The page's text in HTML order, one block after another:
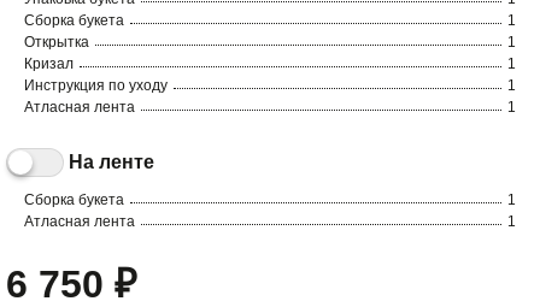
Сборка букета
1
Открытка
1
Кризал
1
Инструкция по уходу
1
Атласная лента
1
На ленте
Сборка букета
1
Атласная лента
1
6 750 ₽